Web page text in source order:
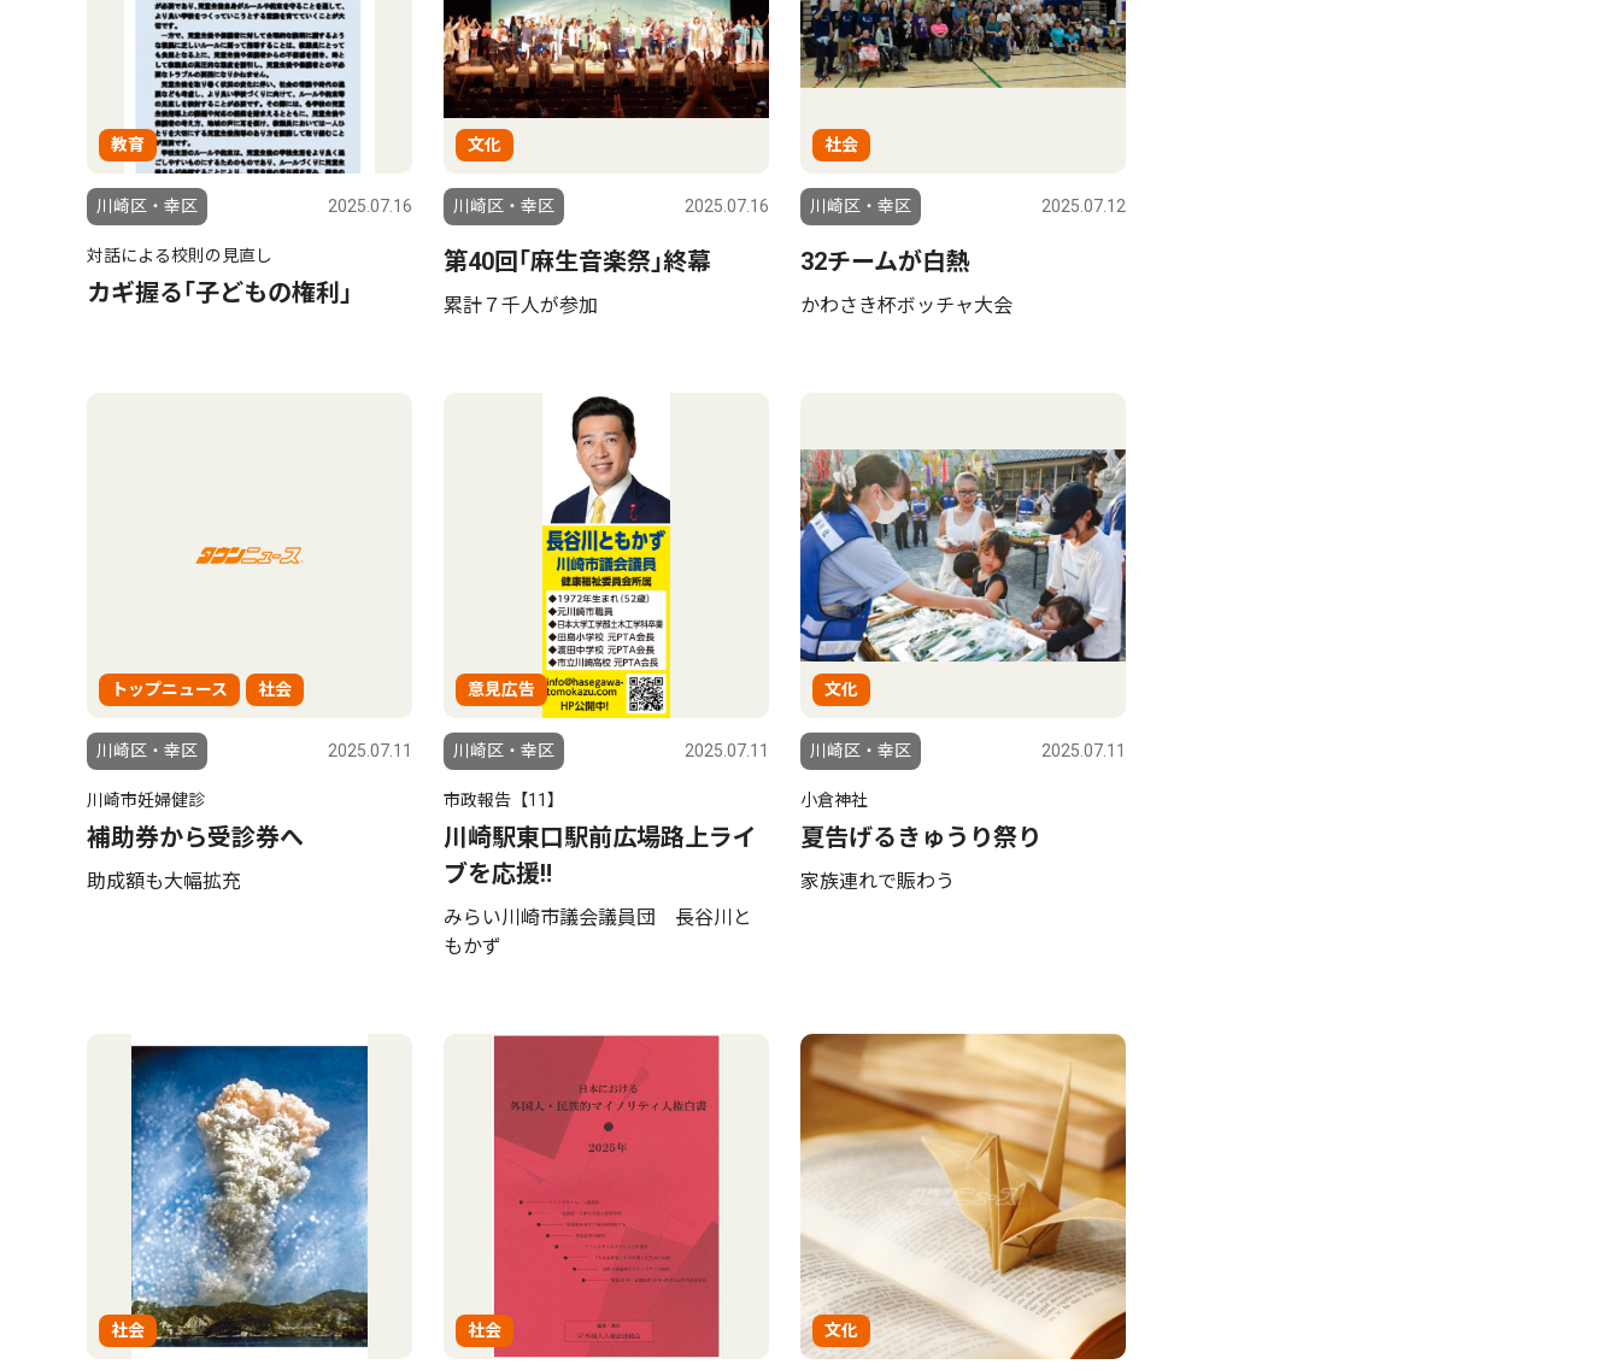
教育
川崎区・幸区 2025.07.16
対話による校則の見直し
カギ握る｢子どもの権利｣
文化
川崎区・幸区 2025.07.16
第40回｢麻生音楽祭｣終幕
累計７千人が参加
社会
川崎区・幸区 2025.07.12
32チームが白熱
かわさき杯ボッチャ大会
トップニュース 社会
川崎区・幸区 2025.07.11
川崎市妊婦健診
補助券から受診券へ
助成額も大幅拡充
意見広告
川崎区・幸区 2025.07.11
市政報告【11】
川崎駅東口駅前広場路上ライ
ブを応援‼
みらい川崎市議会議員団 長谷川と
もかず
文化
川崎区・幸区 2025.07.11
小倉神社
夏告げるきゅうり祭り
家族連れで賑わう
社会 社会 文化